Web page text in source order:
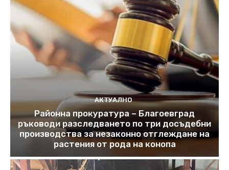
АКТУАЛНО
Районна прокуратура – Благоевград
ръководи разследването по три досъдебни
производства за незаконно отглеждане на
растения от рода на конопа